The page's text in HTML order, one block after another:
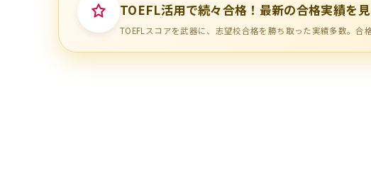
TOEFL活用で続々合格！最新の合格実績を
TOEFLスコアを武器に、志望校合格を勝ち取った実績多数。合